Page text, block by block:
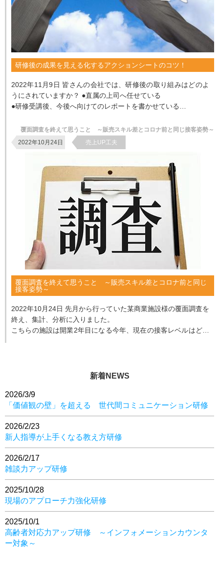
研修後の成果を見える化するアクションシートのコツ！
2022年11月9日 皆さんの会社では、研修後の取り組みはどのよ
うにされていますか？ ●直属の上司へ任せている
●研修受講後、今後へ向けてのレポートを書かせている
覆面調査を終えて思うこと ～販売スキル差とコロナ前と同じ接客姿勢～
2022年10月24日
売上UP工夫
覆面調査を終えて思うこと ～販売スキル差とコロナ前と同じ
接客姿勢～
2022年10月24日 先月から行っていた某商業施設様の覆面調査を
終え、集計、分析に入りました。
こちらの施設は開業2年目になる今年、現在の接客レベルはどの
新着NEWS
2026/3/9
「価値観の壁」を超える 世代間コミュニケーション研修
2026/2/23
新人指導が上手くなる教え方研修
2026/2/17
雑談力アップ研修
2025/10/28
現場のアプローチ力強化研修
2025/10/1
高齢者対応力アップ研修 ～インフォメーションカウンタ
ー対象～